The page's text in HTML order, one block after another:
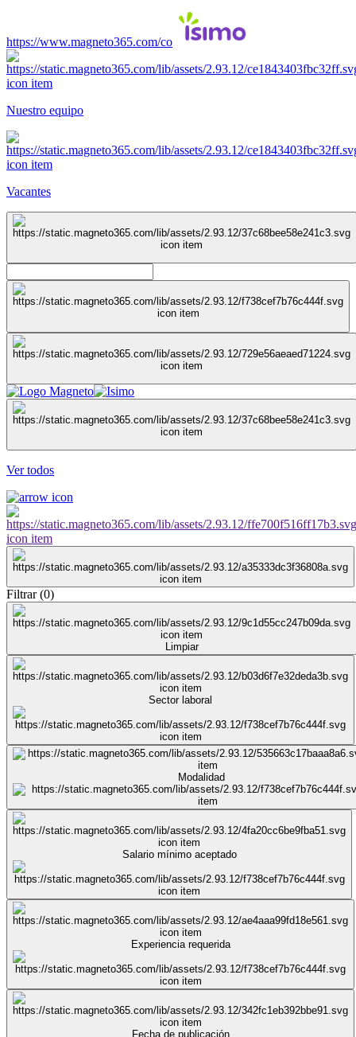
https://www.magneto365.com/co
Nuestro equipo
Vacantes
Ver todos
Filtrar(0)
Limpiar
Sector laboral
Modalidad
Salario mínimo aceptado
Experiencia requerida
Fecha de publicación